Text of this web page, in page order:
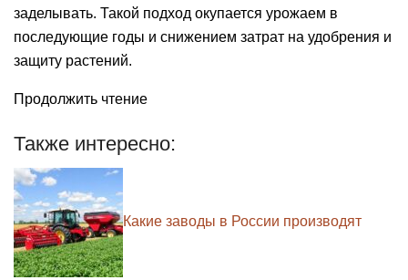
заделывать. Такой подход окупается урожаем в
последующие годы и снижением затрат на удобрения и
защиту растений.
Продолжить чтение
Также интересно:
Какие заводы в России производят